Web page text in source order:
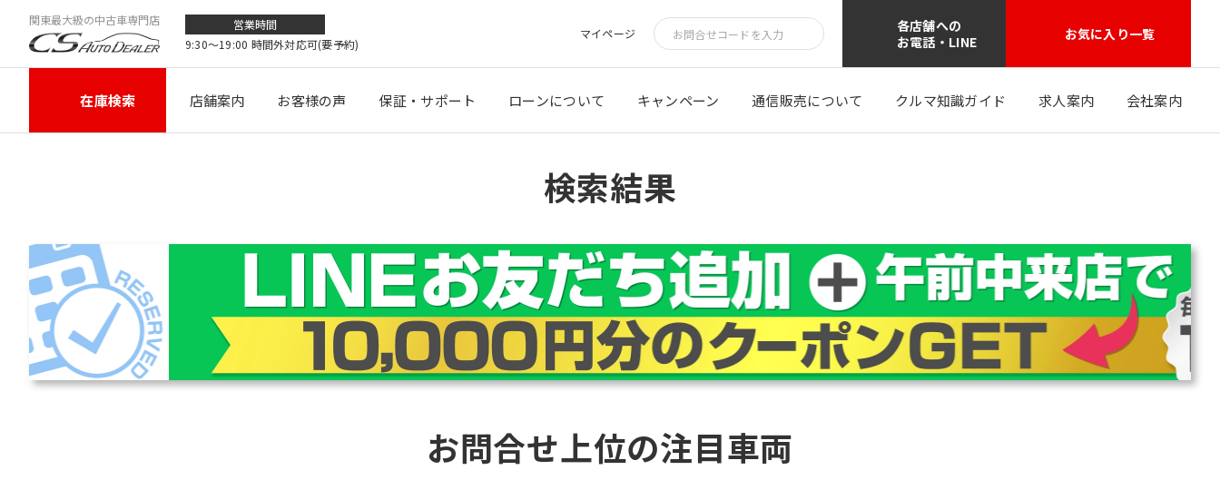
関東最大級の中古車専門店
営業時間
9:30〜19:00 時間外対応可(要予約)
マイページ
各店舗への
お電話・LINE
お気に入り一覧
在庫検索 店舗案内 お客様の声 保証・サポート ローンについて キャンペーン 通信販売について クルマ知識ガイド 求人案内 会社案内
検索結果
お問合せ上位の注目車両